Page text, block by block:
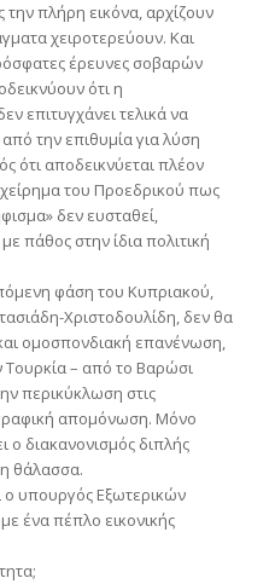
την πλήρη εικόνα, αρχίζουν
χειροτερεύουν. Και
έρευνες σοβαρών
ότι η
επιτυγχάνει τελικά να
την επιθυμία για λύση
ότι αποδεικνύεται πλέον
του Προεδρικού πως
δεν ευσταθεί,
πάθος στην ίδια πολιτική
φάση του Κυπριακού,
Χριστοδουλίδη, δεν θα
ομοσπονδιακή επανένωση,
– από το Βαρώσι
περικύκλωση στις
απομόνωση. Μόνο
ο διακανονισμός διπλής
θάλασσα.
ο υπουργός Εξωτερικών
ένα πέπλο εικονικής